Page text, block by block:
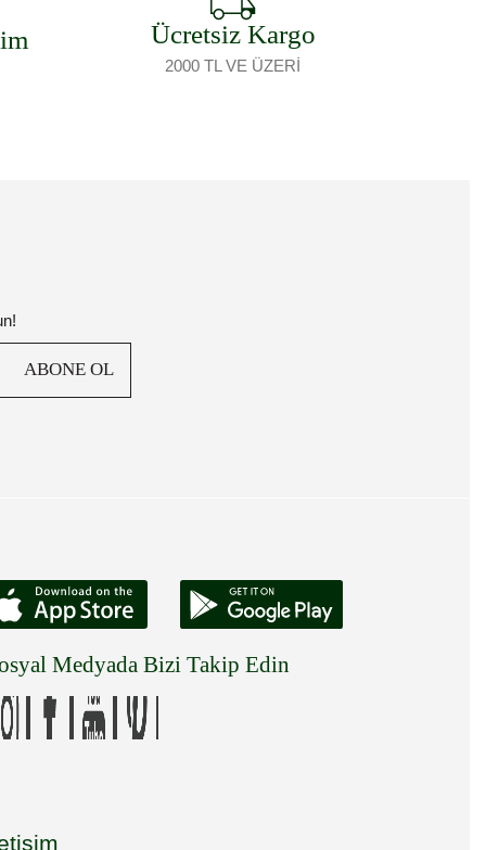
Ücretsiz Kargo
2000 TL VE ÜZERİ
ABONE OL
Medyada Bizi Takip Edin